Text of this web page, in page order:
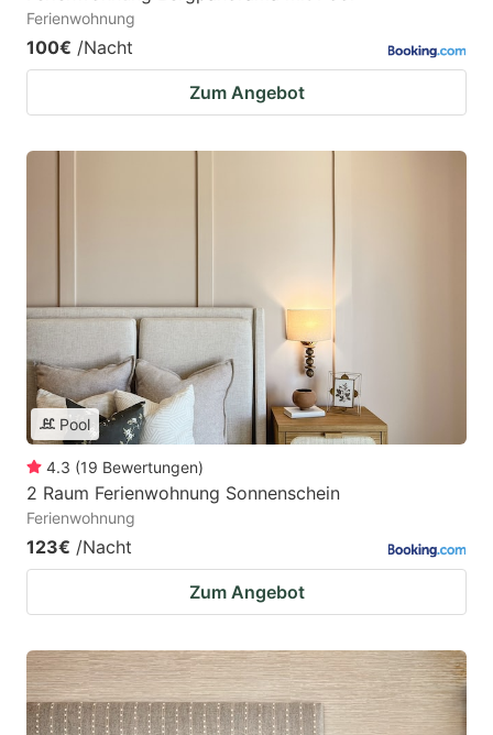
Ferienwohnung
100€ /Nacht
Zum Angebot
Pool
4.3 (19 Bewertungen)
2 Raum Ferienwohnung Sonnenschein
Ferienwohnung
123€ /Nacht
Zum Angebot